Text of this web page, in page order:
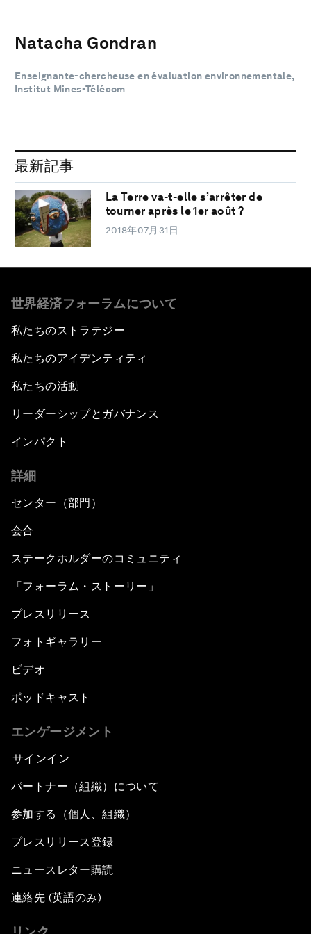
Natacha Gondran
Enseignante-chercheuse en évaluation environnementale,
Institut Mines-Télécom
最新記事
La Terre va-t-elle s’arrêter de
tourner après le 1er août ?
2018年07月31日
世界経済フォーラムについて
私たちのストラテジー
私たちのアイデンティティ
私たちの活動
リーダーシップとガバナンス
インパクト
詳細
センター（部門）
会合
ステークホルダーのコミュニティ
「フォーラム・ストーリー」
プレスリリース
フォトギャラリー
ビデオ
ポッドキャスト
エンゲージメント
サインイン
パートナー（組織）について
参加する（個人、組織）
プレスリリース登録
ニュースレター購読
連絡先 (英語のみ)